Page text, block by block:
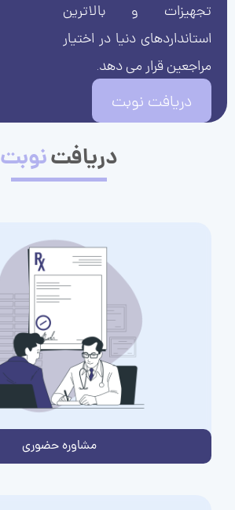
تجهیزات و بالاترین
استانداردهای دنیا در اختیار
مراجعین قرار می دهد.
دریافت نوبت
دریافتنوبت
مشاوره حضوری